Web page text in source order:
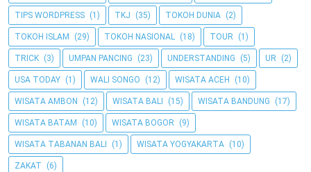
TIPS WORDPRESS (1) TKJ (35) TOKOH DUNIA (2)
TOKOH ISLAM (29) TOKOH NASIONAL (18) TOUR (1)
TRICK (3) UMPAN PANCING (23) UNDERSTANDING (5) UR (2)
USA TODAY (1) WALI SONGO (12) WISATA ACEH (10)
WISATA AMBON (12) WISATA BALI (15) WISATA BANDUNG (17)
WISATA BATAM (10) WISATA BOGOR (9)
WISATA TABANAN BALI (1) WISATA YOGYAKARTA (10)
ZAKAT (6)